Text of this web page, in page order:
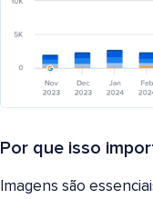
Por que isso
Imagens são